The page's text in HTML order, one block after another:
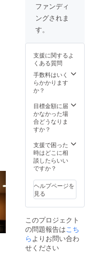
ファンディ
ングされま
す。
支援に関するよ
くある質問
手数料はいく
らかかります
か？
目標金額に届
かなかった場
合どうなりま
すか？
支援で困った
時はどこに相
談したらいい
ですか？
ヘルプページを
見る
このプロジェクト
の問題報告はこち
ら よりお問い合わ
せください